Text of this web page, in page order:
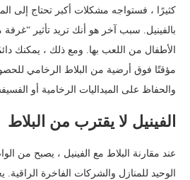
كثيرًا ، فستواجه مشكلات أكبر تحتاج إلى
بالفينيل. سبب آخر هو أنك تريد تأثير
الأطفال من اللعب بها. ومع ذلك ، يمكنك
مؤقتًا فوق أرضية من البلاط الرخامي
والحفاظ على الميداليات الرخامية أو
الفينيل لا يقترب من البلاط
عند مقارنة البلاط مع الفينيل ، يصبح من
الوحيد للمنازل والشركات الفاخرة الراقية.